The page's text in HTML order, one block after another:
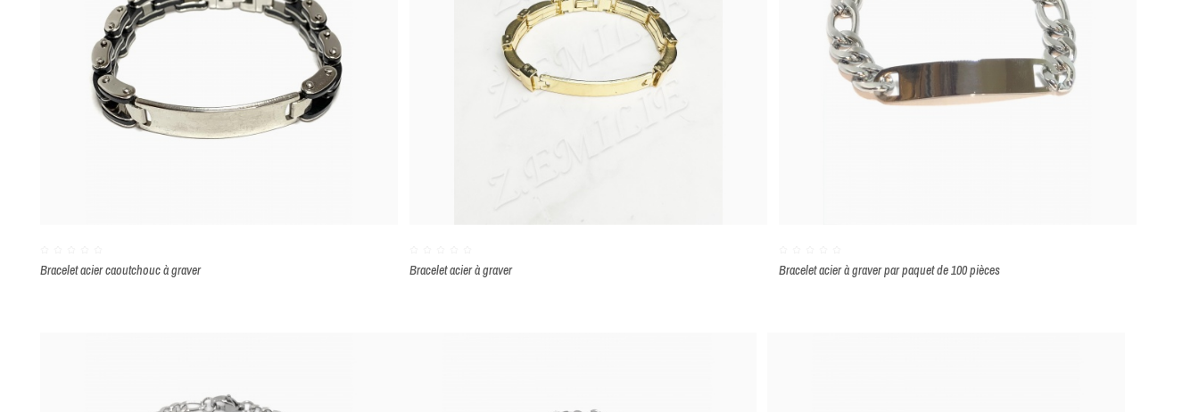
Bracelet acier caoutchouc à graver Bracelet acier à graver Bracelet acier à graver par paquet de 100 pièces